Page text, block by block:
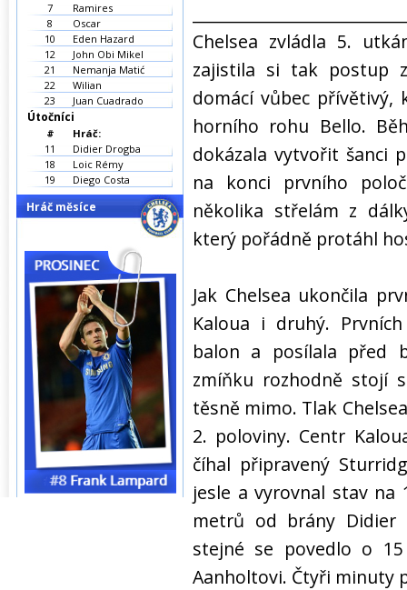
Chelsea zvládla 5.
zajistila si tak postup
domácí vůbec
horního rohu Bello.
dokázala vytvořit šanci
na konci prvního
několika střelám z
který pořádně protáhl
Jak Chelsea ukončila
Kaloua i druhý.
balon a posílala před
zmíňku rozhodně stojí
těsně mimo. Tlak
2. poloviny. Centr
číhal připravený
jesle a vyrovnal stav na
metrů od brány Didier
stejné se povedlo o
Aanholtovi. Čtyři minuty
7
Ramires
8
Oscar
10
Eden Hazard
12
John Obi Mikel
21
Nemanja Matić
22
Wilian
23
Juan Cuadrado
Útočníci
#
Hráč:
11
Didier Drogba
18
Loic Rémy
19
Diego Costa
Hráč měsíce